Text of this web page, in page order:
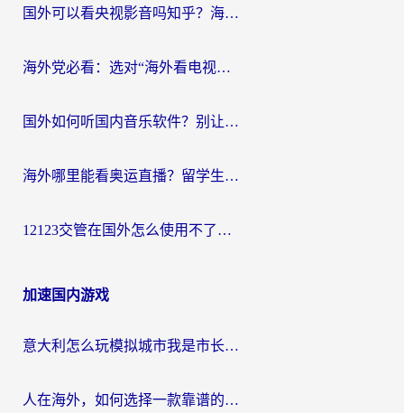
国外可以看央视影音吗知乎？海外党亲测有效的回国加速方案
海外党必看：选对“海外看电视剧软件”，再也不用愁国内剧刷不了
国外如何听国内音乐软件？别让地域限制，断了你的中文歌单
海外哪里能看奥运直播？留学生&海外华人必看的体育赛事观赛终极指南
12123交管在国外怎么使用不了？海外华人必看的无缝访问国内资源指南
加速国内游戏
意大利怎么玩模拟城市我是市长？海外党国服游戏加速终极攻略（附三国3量子特攻解决办法）
人在海外，如何选择一款靠谱的玩剑灵2加速器？